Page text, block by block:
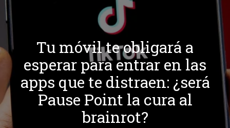
Tu móvil te obligará a
esperar para entrar en las
apps que te distraen: ¿será
Pause Point la cura al
brainrot?